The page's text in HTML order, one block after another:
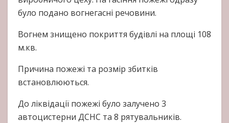
було подано вогнегасні речовини.
Вогнем знищено покриття будівлі на площі 108
м.кв.
Причина пожежі та розмір збитків
встановлюються.
До ліквідації пожежі було залучено 3
автоцистерни ДСНС та 8 рятувальників.